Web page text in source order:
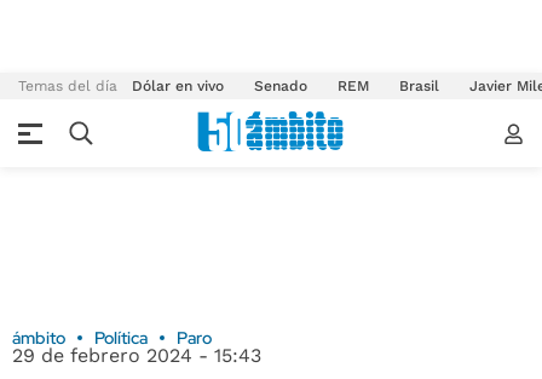
Temas del día Dólar en vivo Senado REM Brasil Javier
ámbito Política Paro
29 de febrero 2024 - 15:43